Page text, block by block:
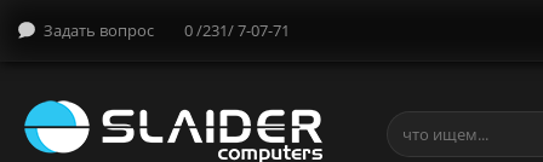
Задать вопрос 0 /231/ 7-07-71